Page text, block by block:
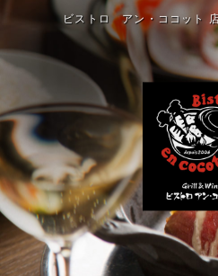
ビストロ アン・ココット